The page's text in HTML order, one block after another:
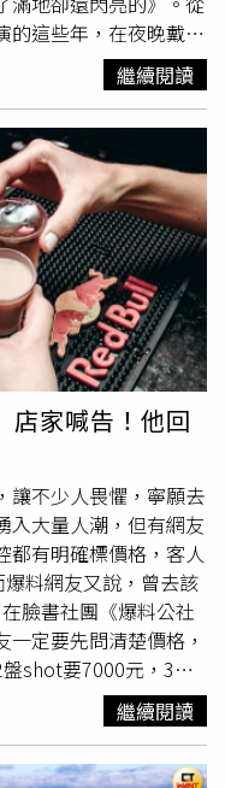
潤；這次的小料理則有
果塔塔」選用肉質細
季鮮果製作，更巧妙融
放式歐姆蛋呈現、讓蟹
烏魚子蟹肉歐姆
蝦油，在口中迸發大海
（150元，圖／魏妤靜
青醬」是源自義大利的
漿製作，口感外酥內
許新鮮檸檬皮，適度起
燒蔬菜與檸檬蛤蜊奶油
食材。甜點與飲料單也
師及Bartender共同研
瑰天竺葵等香草為基
枝等襯托料理。「煎
」。（500元，圖／
（右）會提出概念及
行與創意靈魂的主導設
具提供的西式刀叉、
合不同文化語彙，以
之一的楊子毅Craig，
的TABLEAU by Craig
襲家族對料理的熱情
RAW的實務經驗與法式
式細膩的料理語言；另
時接觸餐飲，並正式
的這些年，在夜晚戴上
己「全然破壞是重建的
事物逐漸崩塌，選擇誠
諸多舒適圈可以踏進去
用音樂表達真實情
捉。在專輯中的其他曲
作息〉特別邀來饒舌新
00後戴起耳機封閉內心
境與共鳴。此外，專
作人陳昱誠操刀，也攜
一起為阿橘的「Neo
外衣。隨著新專輯發
北流 LIVE HOUSE
囂中尋覓閃亮碎片的
繼續閱讀
家喊告！他回
讓不少人畏懼，寧願去
入大量人潮，但有網友
有明確標價格，客人
料網友又說，曾去該
臉書社團《爆料公社
定要先問清楚價格，
shot要7000元，3盤
「我是今天踢爆墾丁3
損名譽，希望有去過
謝謝。」此文一出，也
繼續閱讀